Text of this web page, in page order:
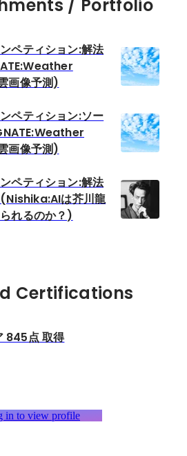
/ Portfolio
ペティション:解法
画像予測)
ペティション:ソー
画像予測)
ペティション:解法
は芥川龍
れるのか？)
Certifications
845点 取得
in to view profile